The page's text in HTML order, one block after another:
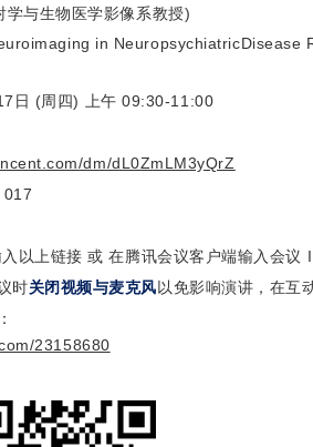
学与生物医学影像系教授)
in NeuropsychiatricDisease
日 (周四) 上午 09:30-11:00
dm/dL0ZmLM3yQrZ
以上链接 或 在腾讯会议客户端输入会议
时关闭视频与麦克风以免影响演讲，在互
23158680